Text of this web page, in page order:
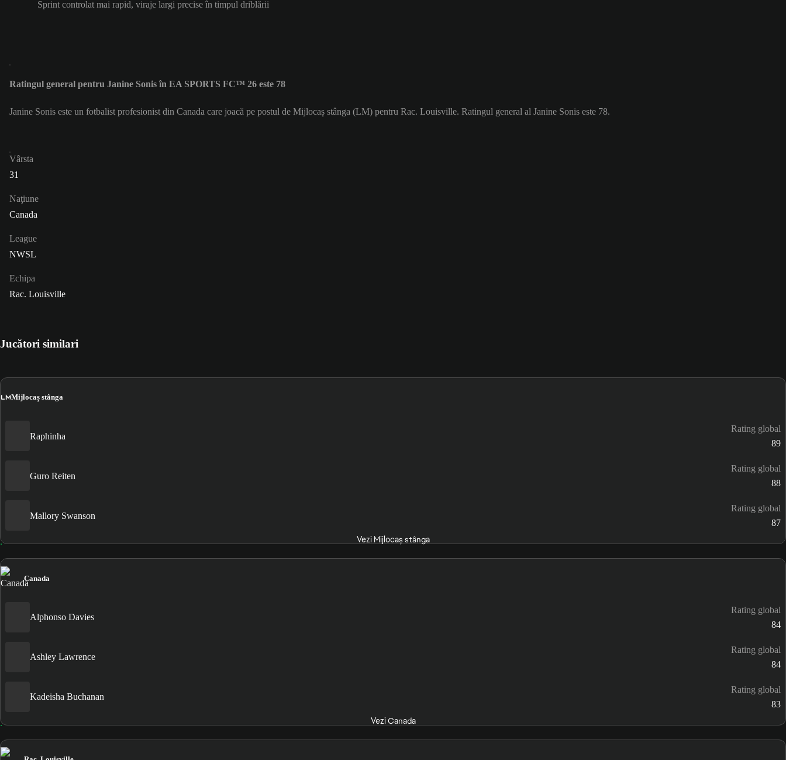
Sprint controlat mai rapid, viraje largi precise în timpul driblării
Ratingul general pentru Janine Sonis în EA SPORTS FC™ 26 este 78
Janine Sonis este un fotbalist profesionist din Canada care joacă pe postul de Mijlocaș stânga (LM) pentru Rac. Louisville. Ratingul general al Janine Sonis este 78.
Vârsta
31
Naţiune
Canada
League
NWSL
Echipa
Rac. Louisville
Jucători similari
LMMijlocaș stânga
Raphinha
Rating global
89
Guro Reiten
Rating global
88
Mallory Swanson
Rating global
87
Vezi Mijlocaș stânga
Canada
Alphonso Davies
Rating global
84
Ashley Lawrence
Rating global
84
Kadeisha Buchanan
Rating global
83
Vezi Canada